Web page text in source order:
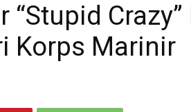
Crazy”
Korps Marinir